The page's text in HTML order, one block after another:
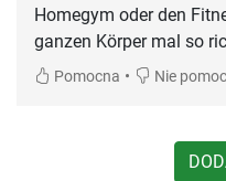
Homegym oder den
ganzen Körper mal so
Pomocna • Nie